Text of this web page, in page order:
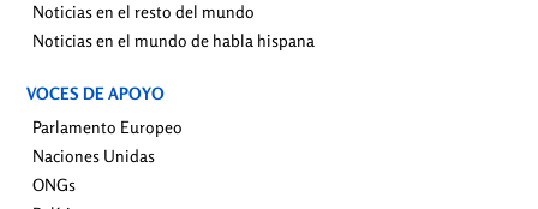
Noticias en el resto del mundo
Noticias en el mundo de habla hispana
VOCES DE APOYO
Parlamento Europeo
Naciones Unidas
ONGs